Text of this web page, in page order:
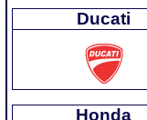
Ducati
Honda